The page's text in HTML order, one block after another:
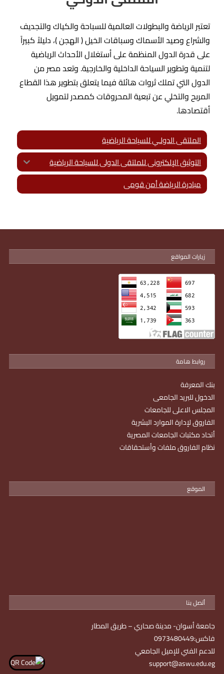
تعتبر الرياضة والبطولات العالمية للسباحة والكياك والتجديف
والشراع وصيد الأسماك وسباقات الخيل ( الهجن )، دليلاً كبيراً
على قدرة الدول المنظمة على أستغلال الأحداث الرياضية
لتنمية وتطوير السياحة الداخلية والخارجية. وتعد مصر من
الدول التي تملك ثروات هائلة فيما يتعلق بتطوير هذا القطاع
المربح والتخلي عن تبعية المحروقات كمصدر لتمويل
أقتصادها.
الملتقى الدولـي للسياحة الرياضية
التوثيق الإلكترونى للملتقى الدولى للسياحة الرياضية
مبادرة الرياضة أمن قومى
زيارات المواقع
روابط هامة
بنك المعرفة
الدخول للبريد الجامعى
المجلس الاعلى للجامعات
الفاروق لإدارة الموارد البشرية
أتحاد مكتبات الجامعات المصرية
نظام الفاروق ملفات وأستحقاقات
الموقع
أتصل بنا
جامعة أسوان- مدينة صحاري – طريق المطار
فاكس:0973480449
للدعم الفني للإميل الجامعي
support@aswu.edu.eg